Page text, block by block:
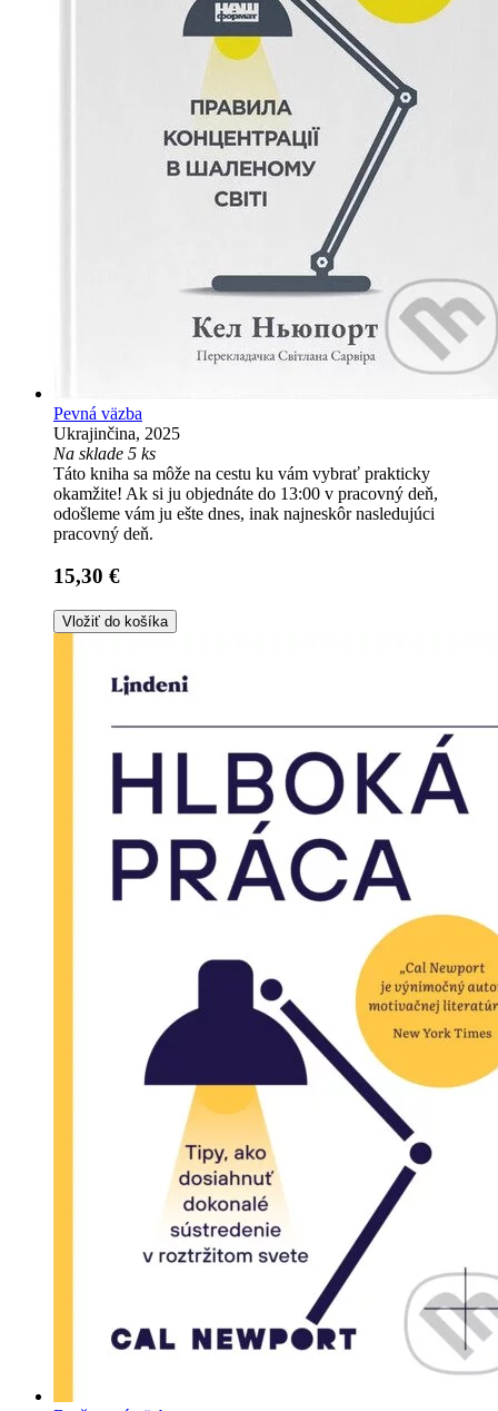
Pevná väzba
Ukrajinčina, 2025
Na sklade 5 ks
Táto kniha sa môže na cestu ku vám vybrať prakticky
okamžite! Ak si ju objednáte do 13:00 v pracovný deň,
odošleme vám ju ešte dnes, inak najneskôr nasledujúci
pracovný deň.
15,30 €
Vložiť do košíka